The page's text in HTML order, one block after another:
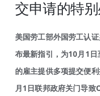
交申请的特
美国劳工部外国劳工认
布最新指引，为10 月 1 日
的雇主提供多项提交便
月1 日联邦政府关门导致